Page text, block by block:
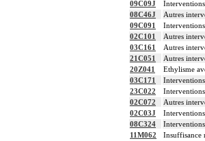
09C09J
08C46J
Autres
09C091
02C101
Autres
03C161
Autres
21C051
Autres
20Z041
Ethylisme
03C171
23C022
02C072
Autres
02C03J
08C324
11M062
Insuffisance